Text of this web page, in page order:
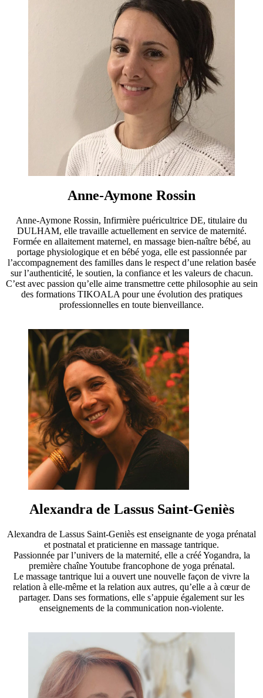
Anne-Aymone Rossin
Anne-Aymone Rossin, Infirmière puéricultrice DE, titulaire du
DULHAM, elle travaille actuellement en service de maternité.
Formée en allaitement maternel, en massage bien-naître bébé, au
portage physiologique et en bébé yoga, elle est passionnée par
l’accompagnement des familles dans le respect d’une relation basée
sur l’authenticité, le soutien, la confiance et les valeurs de chacun.
C’est avec passion qu’elle aime transmettre cette philosophie au sein
des formations TIKOALA pour une évolution des pratiques
professionnelles en toute bienveillance.
Alexandra de Lassus Saint-Geniès
Alexandra de Lassus Saint-Geniès est enseignante de yoga prénatal
et postnatal et praticienne en massage tantrique.
Passionnée par l’univers de la maternité, elle a créé Yogandra, la
première chaîne Youtube francophone de yoga prénatal.
Le massage tantrique lui a ouvert une nouvelle façon de vivre la
relation à elle-même et la relation aux autres, qu’elle a à cœur de
partager. Dans ses formations, elle s’appuie également sur les
enseignements de la communication non-violente.